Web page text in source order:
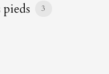
pieds 3